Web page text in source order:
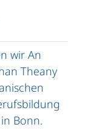
wir An
Theany
Bonn.